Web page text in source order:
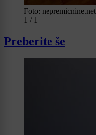
Foto: nepremicnine.net
1 / 1
Preberite še